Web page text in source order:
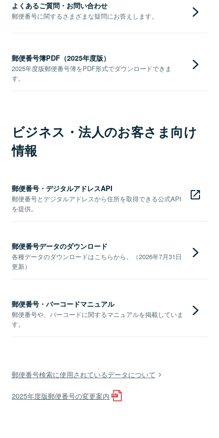
よくあるご質問・お問い合わせ
郵便番号に関するさまざまな疑問にお答えします。
郵便番号簿PDF（2025年度版）
2025年度版郵便番号簿をPDF形式でダウンロードできま
す。
ビジネス・法人のお客さま向け
情報
郵便番号・デジタルアドレスAPI
郵便番号とデジタルアドレスから住所を取得できる公式API
を提供。
郵便番号データのダウンロード
各種データのダウンロードはこちらから。（2026年7月31日
更新）
郵便番号・バーコードマニュアル
郵便番号や、バーコードに関するマニュアルを掲載していま
す。
郵便番号検索に使用されているデータについて
2025年度版郵便番号の変更案内